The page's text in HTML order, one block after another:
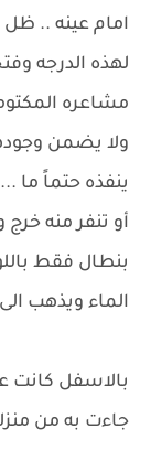
امام عينه ..
لهذه الدرجه
مشاعره
ولا يضمن
ينفذه حتماً ما
أو تنفر منه
بنطال فقط
الماء ويذهب
بالاسفل كانت
جاءت به من